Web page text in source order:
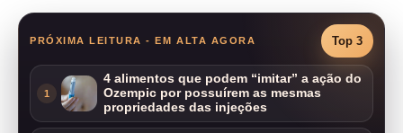
PRÓXIMA LEITURA - EM ALTA AGORA Top 3
1
4 alimentos que podem “imitar” a ação do
Ozempic por possuírem as mesmas
propriedades das injeções